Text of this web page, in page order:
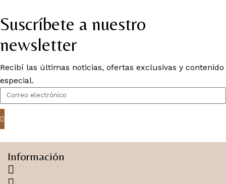
Suscríbete a nuestro
newsletter
Recibí las últimas noticias, ofertas exclusivas y contenido
especial.
Información